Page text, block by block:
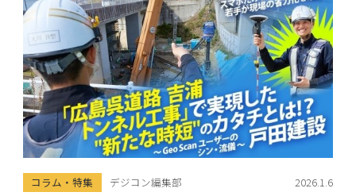
コラム・特集 デジコン編集部 2026.1.6